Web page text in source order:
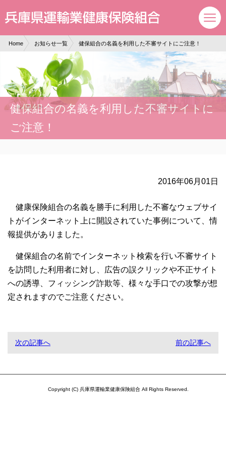
Home お知らせ一覧 健保組合の名義を利用した不審サイトにご注意！
健保組合の名義を利用した不審サイトに
ご注意！
2016年06月01日
健康保険組合の名義を勝手に利用した不審なウェブサイ
トがインターネット上に開設されていた事例について、情
報提供がありました。
健保組合の名前でインターネット検索を行い不審サイト
を訪問した利用者に対し、広告の誤クリックや不正サイト
への誘導、フィッシング詐欺等、様々な手口での攻撃が想
定されますのでご注意ください。
次の記事へ 前の記事へ
Copyright (C) 兵庫県運輸業健康保険組合 All Rights Reserved.